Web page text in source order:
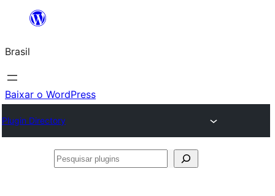
o
conteúdo
Brasil
Baixar o WordPress
Plugin Directory
Pesquisar